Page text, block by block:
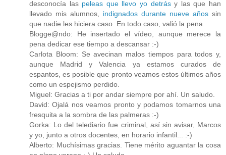
desconocía las peleas que llevo yo detrásy las que han
llevado mis alumnos, indignados durante nueve años sin
que nadie les hiciera caso. En todo caso, valió la pena.
Blogge@ndo: He insertado el vídeo, aunque merece la
pena dedicar ese tiempo a descansar :-)
Carlota Bloom: Se avecinan malos tiempos para todos y,
aunque Madrid y Valencia ya estamos curados de
espantos, es posible que pronto veamos estos últimos años
como un espejismo perdido.
Miguel: Gracias a ti por andar siempre por ahí. Un saludo.
David: Ojalá nos veamos pronto y podamos tomarnos una
fresquita a la sombra de las palmeras :-)
Gorka: Lo del telediario fue criminal, así sin avisar, Marcos
y yo, junto a otros docentes, en horario infantil... :-)
Alberto: Muchísimas gracias. Tiene mérito aguantar la cosa